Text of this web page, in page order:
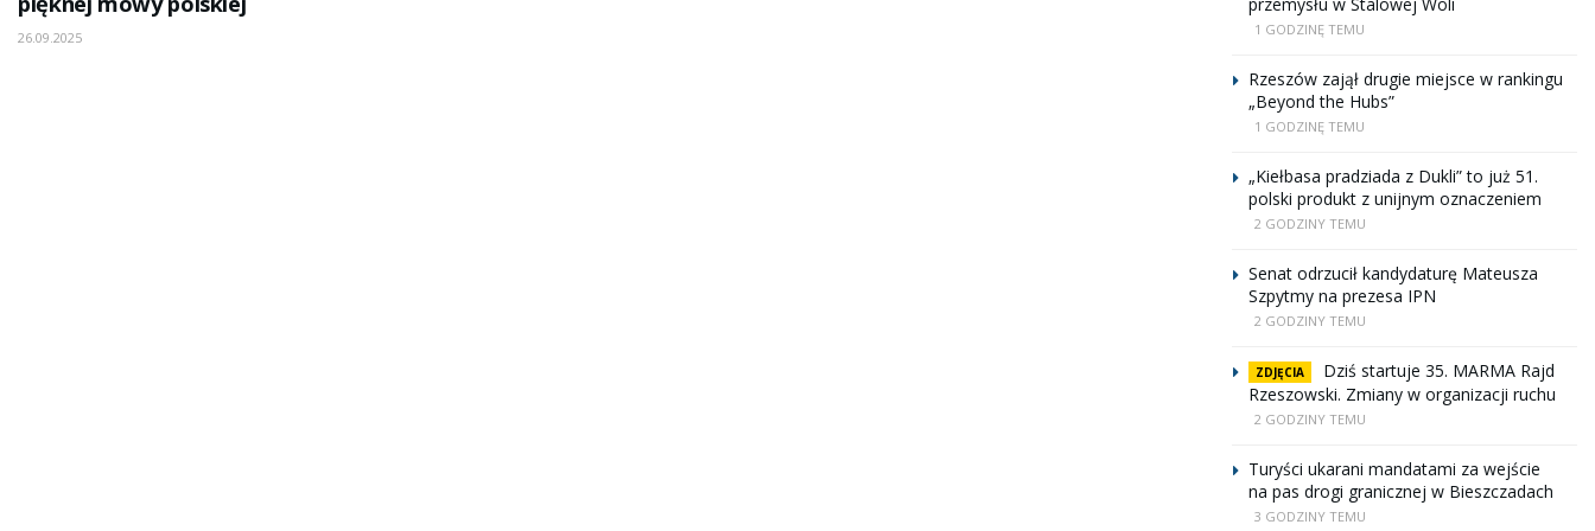
26.09.2025 1 GODZINĘ TEMU
Rzeszów zajął drugie miejsce w rankingu
„Beyond the Hubs”
1 GODZINĘ TEMU
„Kiełbasa pradziada z Dukli” to już 51.
polski produkt z unijnym oznaczeniem
2 GODZINY TEMU
Senat odrzucił kandydaturę Mateusza
Szpytmy na prezesa IPN
2 GODZINY TEMU
ZDJĘCIA
Dziś startuje 35. MARMA Rajd
Rzeszowski. Zmiany w organizacji ruchu
2 GODZINY TEMU
Turyści ukarani mandatami za wejście
na pas drogi granicznej w Bieszczadach
3 GODZINY TEMU